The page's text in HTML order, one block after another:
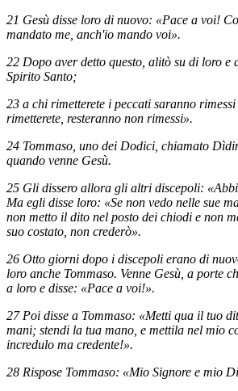
21 Gesù disse loro di nuovo: «Pace a voi!
mandato me, anch'io mando voi».
22 Dopo aver detto questo, alitò su di loro e
Spirito Santo;
23 a chi rimetterete i peccati saranno
rimetterete, resteranno non rimessi».
24 Tommaso, uno dei Dodici, chiamato
quando venne Gesù.
25 Gli dissero allora gli altri discepoli:
Ma egli disse loro: «Se non vedo nelle sue
non metto il dito nel posto dei chiodi e non
suo costato, non crederò».
26 Otto giorni dopo i discepoli erano di
loro anche Tommaso. Venne Gesù, a porte
a loro e disse: «Pace a voi!».
27 Poi disse a Tommaso: «Metti qua il tuo
mani; stendi la tua mano, e mettila nel mio
incredulo ma credente!».
28 Rispose Tommaso: «Mio Signore e mio